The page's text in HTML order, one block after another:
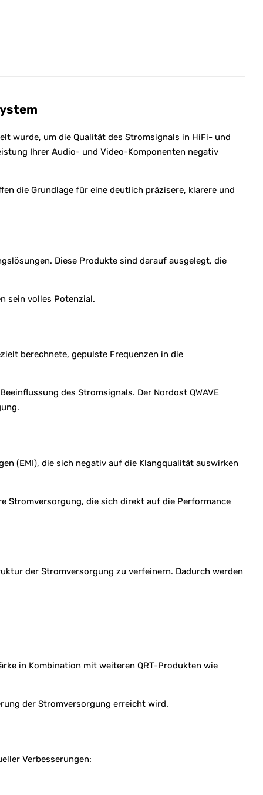
wurde, um die Qualität des Stromsignals in HiFi- und
Ihrer Audio- und Video-Komponenten negativ
die Grundlage für eine deutlich präzisere, klarere und
Diese Produkte sind darauf ausgelegt, die
sein volles Potenzial.
berechnete, gepulste Frequenzen in die
des Stromsignals. Der Nordost QWAVE
(EMI), die sich negativ auf die Klangqualität auswirken
Stromversorgung, die sich direkt auf die Performance
der Stromversorgung zu verfeinern. Dadurch werden
in Kombination mit weiteren QRT-Produkten wie
der Stromversorgung erreicht wird.
Verbesserungen: